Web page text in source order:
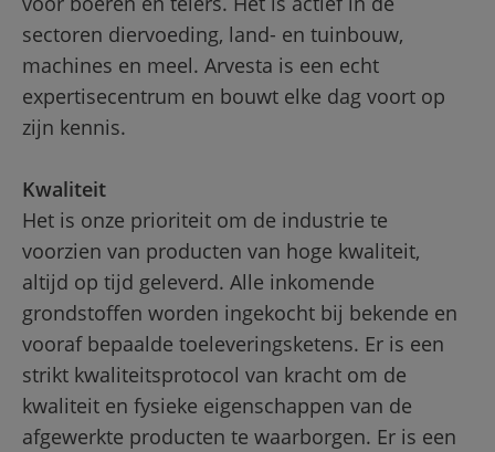
sectoren diervoeding, land- en tuinbouw,
machines en meel. Arvesta is een echt
expertisecentrum en bouwt elke dag voort op
zijn kennis.
Kwaliteit
Het is onze prioriteit om de industrie te
voorzien van producten van hoge kwaliteit,
altijd op tijd geleverd. Alle inkomende
grondstoffen worden ingekocht bij bekende en
vooraf bepaalde toeleveringsketens. Er is een
strikt kwaliteitsprotocol van kracht om de
kwaliteit en fysieke eigenschappen van de
afgewerkte producten te waarborgen. Er is een